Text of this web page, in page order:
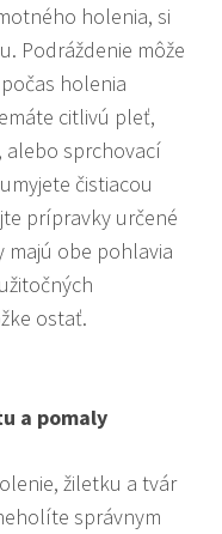
holenia, si
Podráždenie môže
holenia
citlivú pleť,
alebo sprchovací
čistiacou
prípravky určené
majú obe pohlavia
ostať.
a pomaly
žiletku a tvár
správnym